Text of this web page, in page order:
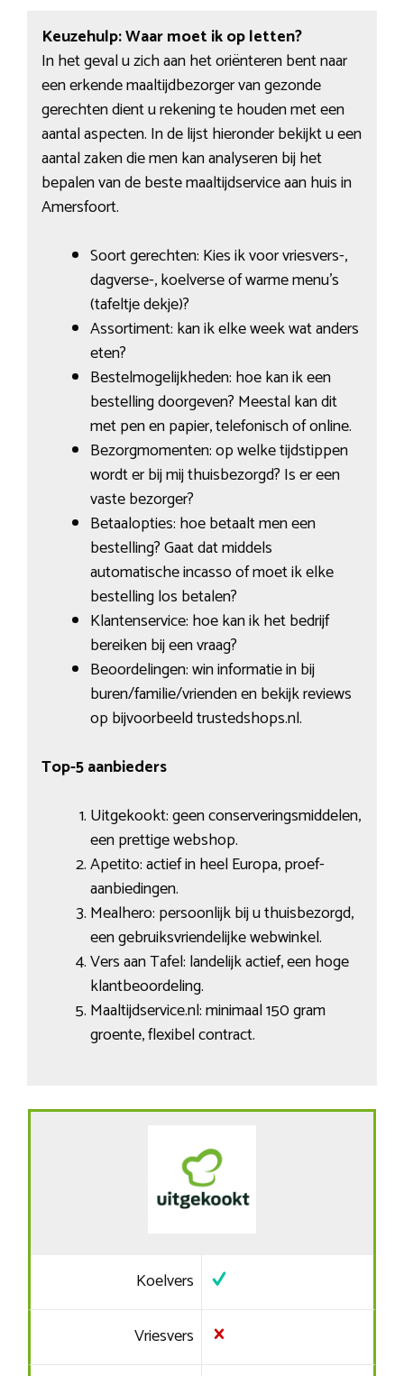
Keuzehulp: Waar moet ik op letten?
In het geval u zich aan het oriënteren bent naar
een erkende maaltijdbezorger van gezonde
gerechten dient u rekening te houden met een
aantal aspecten. In de lijst hieronder bekijkt u een
aantal zaken die men kan analyseren bij het
bepalen van de beste maaltijdservice aan huis in
Amersfoort.
Soort gerechten: Kies ik voor vriesvers-,
dagverse-, koelverse of warme menu’s
(tafeltje dekje)?
Assortiment: kan ik elke week wat anders
eten?
Bestelmogelijkheden: hoe kan ik een
bestelling doorgeven? Meestal kan dit
met pen en papier, telefonisch of online.
Bezorgmomenten: op welke tijdstippen
wordt er bij mij thuisbezorgd? Is er een
vaste bezorger?
Betaalopties: hoe betaalt men een
bestelling? Gaat dat middels
automatische incasso of moet ik elke
bestelling los betalen?
Klantenservice: hoe kan ik het bedrijf
bereiken bij een vraag?
Beoordelingen: win informatie in bij
buren/familie/vrienden en bekijk reviews
op bijvoorbeeld trustedshops.nl.
Top-5 aanbieders
Uitgekookt: geen conserveringsmiddelen,
een prettige webshop.
Apetito: actief in heel Europa, proef-
aanbiedingen.
Mealhero: persoonlijk bij u thuisbezorgd,
een gebruiksvriendelijke webwinkel.
Vers aan Tafel: landelijk actief, een hoge
klantbeoordeling.
Maaltijdservice.nl: minimaal 150 gram
groente, flexibel contract.
Koelvers
Vriesvers